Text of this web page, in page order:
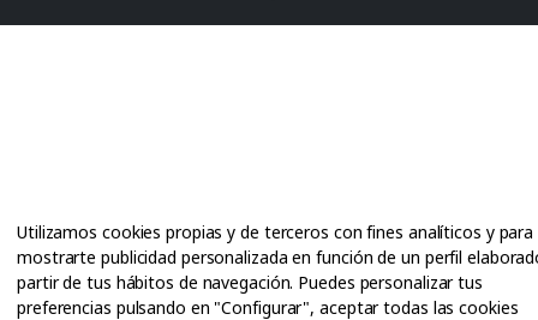
Utilizamos cookies propias y de terceros con fines analíticos y para
mostrarte publicidad personalizada en función de un perfil
partir de tus hábitos de navegación. Puedes personalizar tus
preferencias pulsando en "Configurar", aceptar todas las cookies